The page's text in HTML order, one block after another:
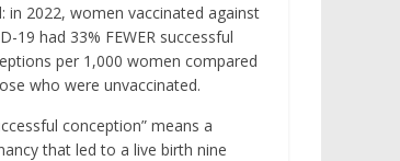
in 2022, women vaccinated against
19 had 33% FEWER successful
per 1,000 women compared
who were unvaccinated.
conception” means a
that led to a live birth nine